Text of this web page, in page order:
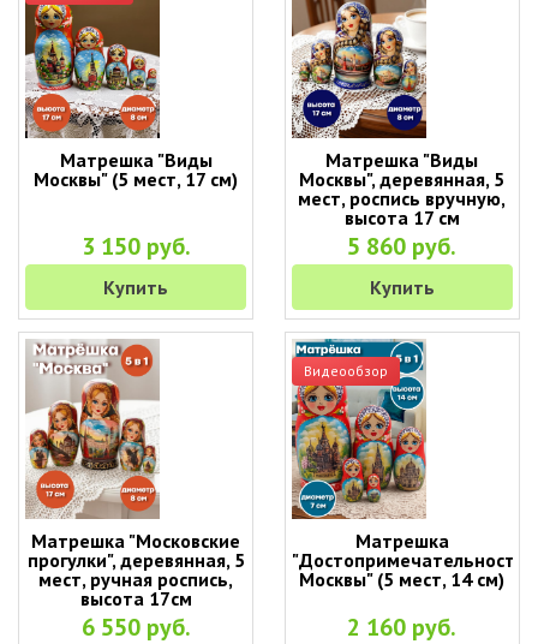
Матрешка "Виды
Москвы" (5 мест, 17 см)
3 150 руб.
Купить
Матрешка "Виды
Москвы", деревянная, 5
мест, роспись вручную,
высота 17 см
5 860 руб.
Купить
Матрешка "Московские
прогулки", деревянная, 5
мест, ручная роспись,
высота 17см
6 550 руб.
Видеообзор
Матрешка
"Достопримечательности
Москвы" (5 мест, 14 см)
2 160 руб.